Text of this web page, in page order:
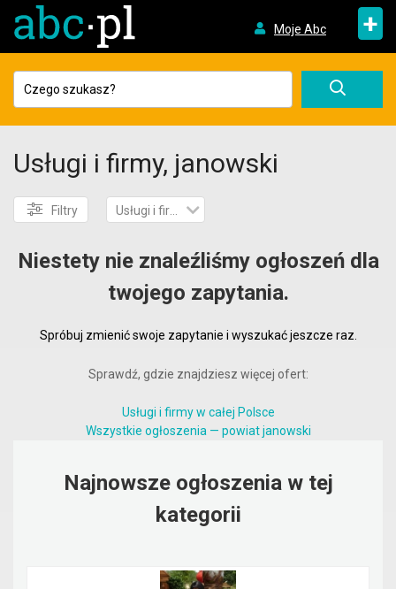
Moje Abc +
Usługi i firmy, janowski
Filtry Usługi i firmy
Niestety nie znaleźliśmy ogłoszeń dla
twojego zapytania.
Spróbuj zmienić swoje zapytanie i wyszukać jeszcze raz.
Sprawdź, gdzie znajdziesz więcej ofert:
Usługi i firmy w całej Polsce
Wszystkie ogłoszenia — powiat janowski
Najnowsze ogłoszenia w tej
kategorii